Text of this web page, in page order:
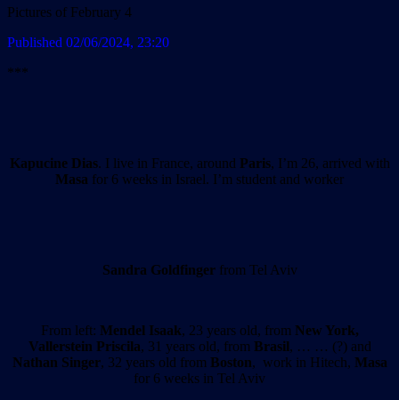
Pictures of February 4
Published 02/06/2024, 23:20
***
Kapucine Dias. I live in France, around Paris, I’m 26, arrived with
Masa for 6 weeks in Israel. I’m student and worker
Sandra Goldfingerfrom Tel Aviv
From left: Mendel Isaak, 23 years old, from New York,
Vallerstein Priscila, 31 years old, from Brasil, … … (?) and
Nathan Singer, 32 years old from Boston, work in Hitech, Masa
for 6 weeks in Tel Aviv